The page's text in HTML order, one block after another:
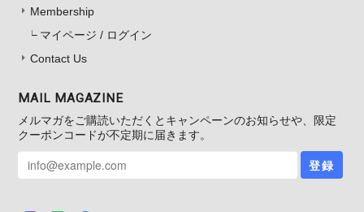
Membership
マイページ / ログイン
Contact Us
MAIL MAGAZINE
メルマガをご購読いただくとキャンペーンのお知らせや、限定
クーポンコードが不定期に届きます。
登録